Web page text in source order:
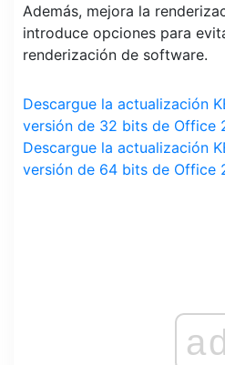
Además, mejora la
introduce opciones para
renderización de software.
Descargue la actualización
versión de 32 bits de Office
Descargue la actualización
versión de 64 bits de Office